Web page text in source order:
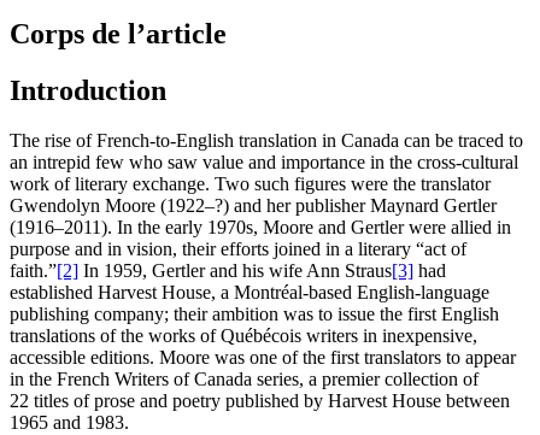
Corps de l’article
Introduction
The rise of French‑to‑English translation in Canada can be traced to
an intrepid few who saw value and importance in the cross‑cultural
work of literary exchange. Two such figures were the translator
Gwendolyn Moore (1922–?) and her publisher Maynard Gertler
(1916–2011). In the early 1970s, Moore and Gertler were allied in
purpose and in vision, their efforts joined in a literary “act of
faith.”[2] In 1959, Gertler and his wife Ann Straus[3] had
established Harvest House, a Montréal‑based English‑language
publishing company; their ambition was to issue the first English
translations of the works of Québécois writers in inexpensive,
accessible editions. Moore was one of the first translators to appear
in the French Writers of Canada series, a premier collection of
22 titles of prose and poetry published by Harvest House between
1965 and 1983.